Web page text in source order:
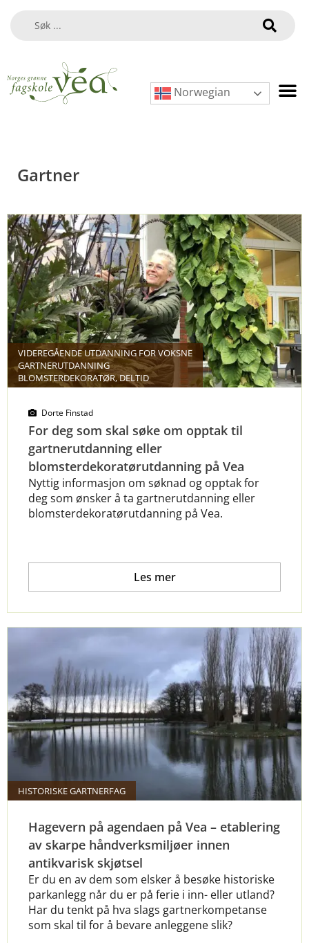
Norwegian
Gartner
VIDEREGÅENDE UTDANNING FOR VOKSNE
GARTNERUTDANNING
BLOMSTERDEKORATØR, DELTID
Dorte Finstad
For deg som skal søke om opptak til
gartnerutdanning eller
blomsterdekoratørutdanning på Vea
Nyttig informasjon om søknad og opptak for
deg som ønsker å ta gartnerutdanning eller
blomsterdekoratørutdanning på Vea.
Les mer
HISTORISKE GARTNERFAG
Hagevern på agendaen på Vea – etablering
av skarpe håndverksmiljøer innen
antikvarisk skjøtsel
Er du en av dem som elsker å besøke historiske
parkanlegg når du er på ferie i inn- eller utland?
Har du tenkt på hva slags gartnerkompetanse
som skal til for å bevare anleggene slik?